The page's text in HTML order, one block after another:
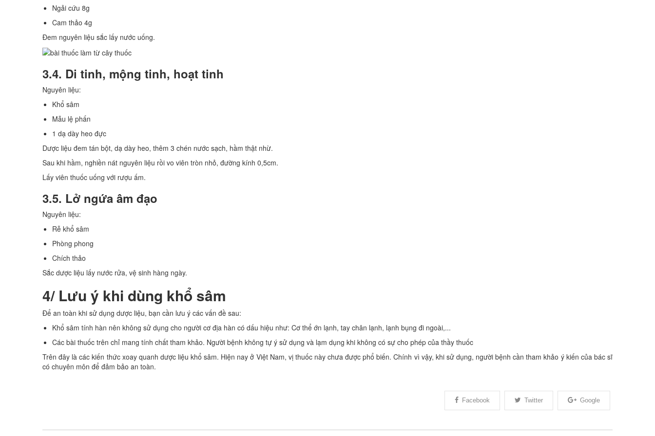
Ngải cứu 8g
Cam thảo 4g
Đem nguyên liệu sắc lấy nước uống.
3.4. Di tinh, mộng tinh, hoạt tinh
Nguyên liệu:
Khổ sâm
Mẫu lệ phấn
1 dạ dày heo đực
Dược liệu đem tán bột, dạ dày heo, thêm 3 chén nước sạch, hầm thật nhừ.
Sau khi hầm, nghiền nát nguyên liệu rồi vo viên tròn nhỏ, đường kính 0,5cm.
Lấy viên thuốc uống với rượu ấm.
3.5. Lở ngứa âm đạo
Nguyên liệu:
Rễ khổ sâm
Phòng phong
Chích thảo
Sắc dược liệu lấy nước rửa, vệ sinh hàng ngày.
4/ Lưu ý khi dùng khổ sâm
Để an toàn khi sử dụng dược liệu, bạn cần lưu ý các vấn đề sau:
Khổ sâm tính hàn nên không sử dụng cho người cơ địa hàn có dấu hiệu như: Cơ thể ớn lạnh, tay chân lạnh, lạnh bụng đi ngoài,...
Các bài thuốc trên chỉ mang tính chất tham khảo. Người bệnh không tự ý sử dụng và lạm dụng khi không có sự cho phép của thầy thuốc
Trên đây là các kiến thức xoay quanh dược liệu khổ sâm. Hiện nay ở Việt Nam, vị thuốc này chưa được phổ biến. Chính vì vậy, khi sử dụng, người bệnh cần tham khảo ý kiến của bác sĩ
có chuyên môn để đảm bảo an toàn.
Facebook Twitter Google